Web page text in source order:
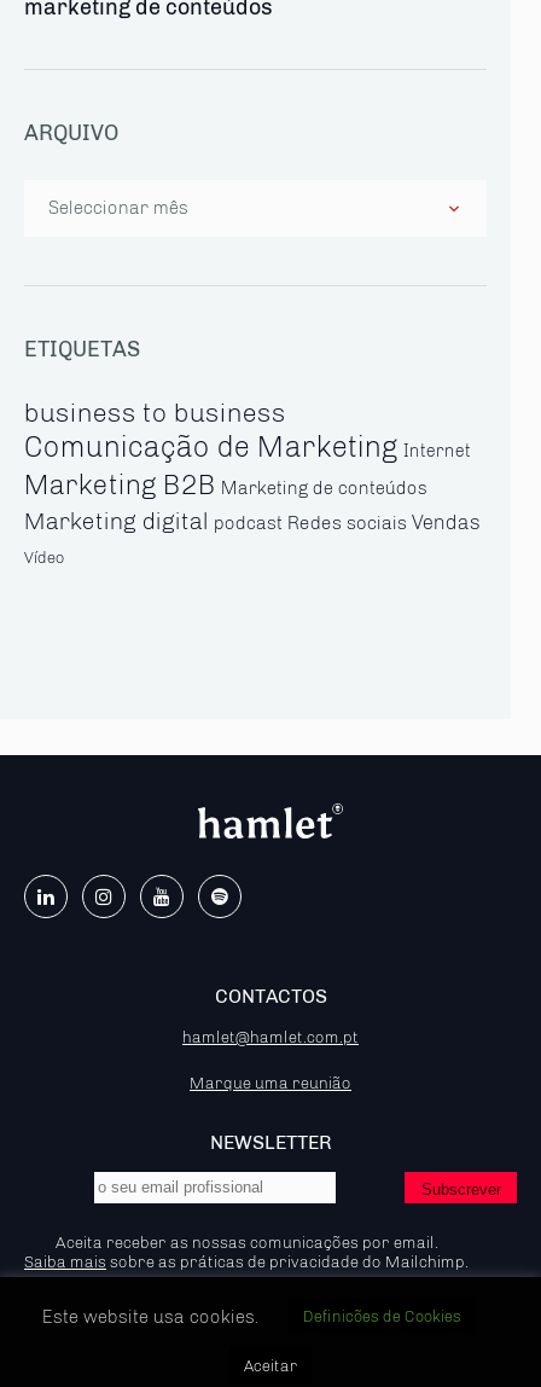
marketing de conteúdos
ARQUIVO
ETIQUETAS
business to business
Comunicação de Marketing Internet
Marketing B2B Marketing de conteúdos
Marketing digital podcast Redes sociais Vendas
Vídeo
CONTACTOS
hamlet@hamlet.com.pt
Marque uma reunião
NEWSLETTER
Aceita receber as nossas comunicações por email.
Saiba mais sobre as práticas de privacidade do Mailchimp.
Política de Privacidade e Cookies
Este website usa cookies. Definicões de Cookies
Aceitar